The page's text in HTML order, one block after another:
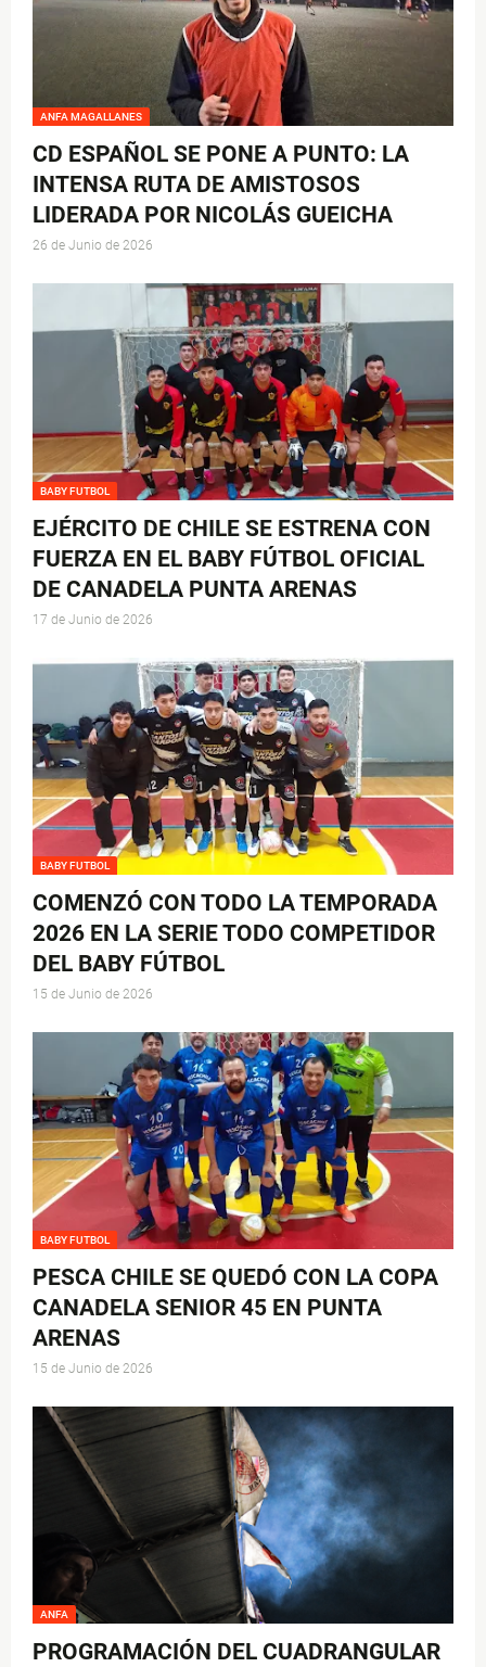
ANFA MAGALLANES
CD ESPAÑOL SE PONE A PUNTO: LA
INTENSA RUTA DE AMISTOSOS
LIDERADA POR NICOLÁS GUEICHA
26 de Junio de 2026
BABY FUTBOL
EJÉRCITO DE CHILE SE ESTRENA CON
FUERZA EN EL BABY FÚTBOL OFICIAL
DE CANADELA PUNTA ARENAS
17 de Junio de 2026
BABY FUTBOL
COMENZÓ CON TODO LA TEMPORADA
2026 EN LA SERIE TODO COMPETIDOR
DEL BABY FÚTBOL
15 de Junio de 2026
BABY FUTBOL
PESCA CHILE SE QUEDÓ CON LA COPA
CANADELA SENIOR 45 EN PUNTA
ARENAS
15 de Junio de 2026
ANFA
PROGRAMACIÓN DEL CUADRANGULAR